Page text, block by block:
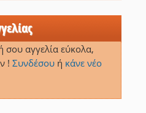
σου αγγελία εύκολα,
! Συνδέσουή κάνε νέο